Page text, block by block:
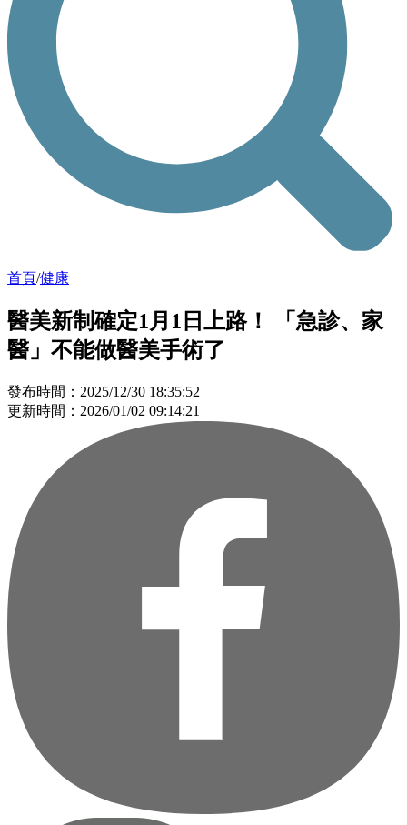
首頁/健康
醫美新制確定1月1日上路！ 「急診、家
醫」不能做醫美手術了
發布時間：2025/12/30 18:35:52
更新時間：2026/01/02 09:14:21